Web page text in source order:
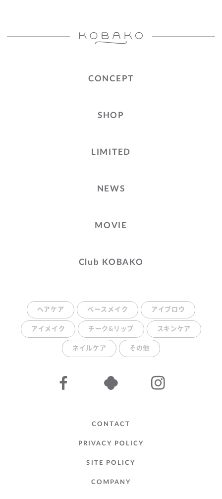
CONCEPT
SHOP
LIMITED
NEWS
MOVIE
Club KOBAKO
ヘアケア ベースメイク アイブロウ
アイメイク チーク&リップ スキンケア
ネイルケア その他
CONTACT
PRIVACY POLICY
SITE POLICY
COMPANY